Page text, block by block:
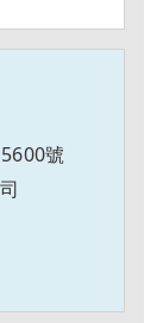
號